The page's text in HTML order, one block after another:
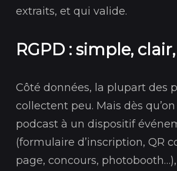
extraits, et qui valide.
RGPD : simple,
Côté données, la plupart des
collectent peu. Mais dès
podcast à un dispositif
(formulaire d’inscription, QR
page, concours,